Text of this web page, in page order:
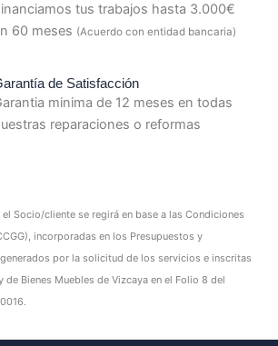
tus trabajos hasta 3.000€
60 meses (Acuerdo con entidad bancaria)
de Satisfacción
minima de 12 meses en todas
reparaciones o reformas
el Socio/cliente se regirá en base a las Condiciones
incorporadas en los Presupuestos y
por la solicitud de los servicios e inscritas
de Bienes Muebles de Vizcaya en el Folio 8 del